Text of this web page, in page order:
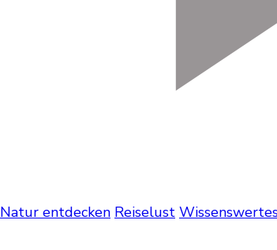
Natur entdecken Reiselust